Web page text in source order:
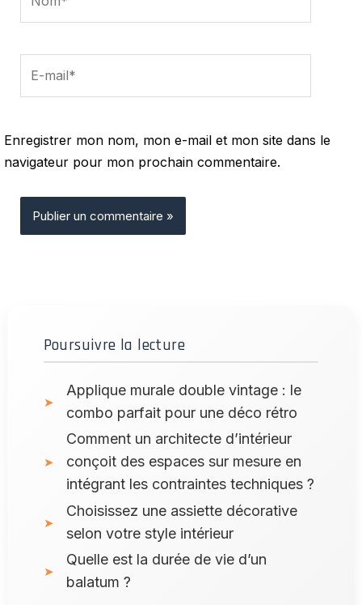
Enregistrer mon nom, mon e-mail et mon site dans le
navigateur pour mon prochain commentaire.
Poursuivre la lecture
Applique murale double vintage : le
combo parfait pour une déco rétro
Comment un architecte d’intérieur
conçoit des espaces sur mesure en
intégrant les contraintes techniques ?
Choisissez une assiette décorative
selon votre style intérieur
Quelle est la durée de vie d’un
balatum ?